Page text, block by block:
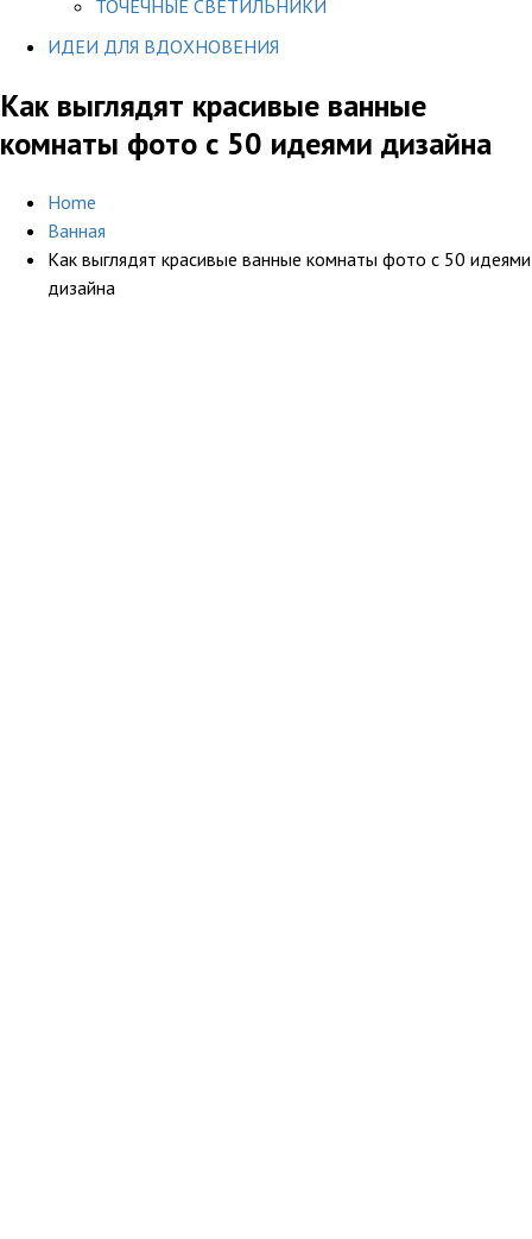
ТОЧЕЧНЫЕ СВЕТИЛЬНИКИ
ИДЕИ ДЛЯ ВДОХНОВЕНИЯ
Как выглядят красивые ванные
комнаты фото с 50 идеями дизайна
Home
Ванная
Как выглядят красивые ванные комнаты фото с 50 идеями
дизайна